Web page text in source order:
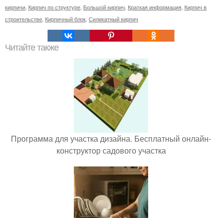
кирпичи Кирпич по структуре Большой кирпич Краткая информация Кирпич в
строительстве Кирпичный блок Силикатный кирпич
Читайте также
Программа для участка дизайна. Бесплатный онлайн-
конструктор садового участка